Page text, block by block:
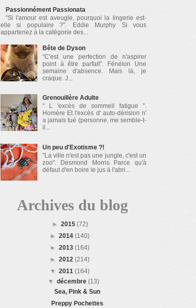
Passionnément Passionata
"Si l'amour est aveugle, pourquoi la lingerie est-
elle si populaire ?". Eddie Murphy Si vous
appartenez à la catégorie des...
Bête de Dyson
"C'est une perfection de n'aspirer
point à être parfait". Fénélon Une
semaine d'absence. Mais là, je
craque. J...
Grenouillère Adulte
" L 'excès de sommeil fatigue ".
Homère Et l'excès d' auto-dérision n'
a jamais tué (personne, me semble-t-
il...
Un peu d'Exotisme ?!
"La ville n'est pas une jungle, c'est un
zoo". Desmond Morris Parce qu'à
défaut d'en boire le jus à l'abri...
Archives du blog
► 2015 (72)
► 2014 (140)
► 2013 (164)
► 2012 (214)
▼ 2011 (164)
▼ décembre (13)
Sea, Pink & Sun
Preppy Pochettes